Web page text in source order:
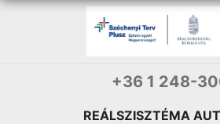
+36 1 248-
REÁLSZISZTÉMA
Proace City Van
Nettó 7 865 000 Ft-tól